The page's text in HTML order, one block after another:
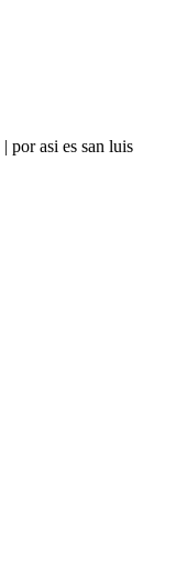
| por asi es san luis